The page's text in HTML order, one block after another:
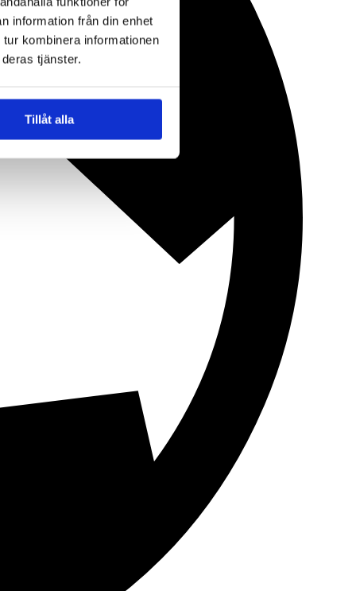
information från din enhet
kombinera informationen
tjänster.
Tillåt alla